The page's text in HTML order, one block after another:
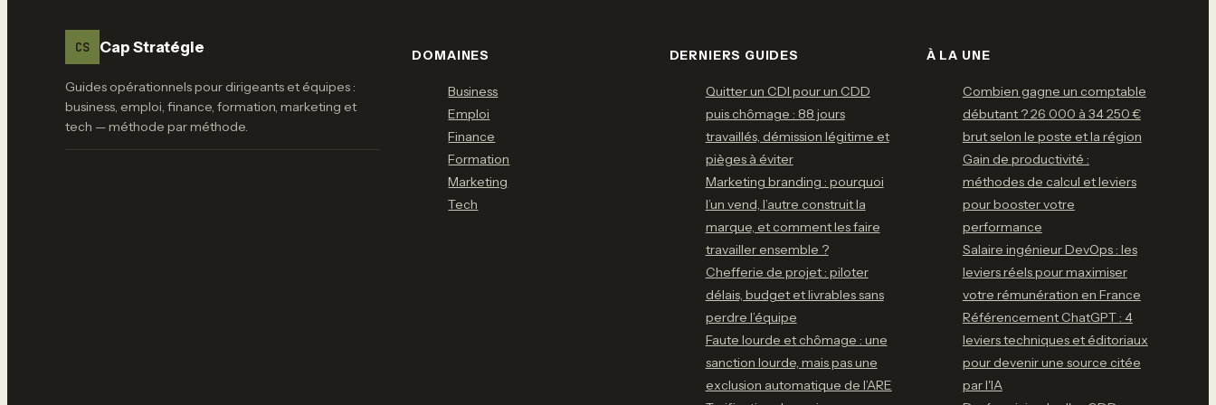
CS Cap Stratégie
Guides opérationnels pour dirigeants et équipes :
business, emploi, finance, formation, marketing et
tech — méthode par méthode.
DOMAINES
Business
Emploi
Finance
Formation
Marketing
Tech
DERNIERS GUIDES
Quitter un CDI pour un CDD
puis chômage : 88 jours
travaillés, démission légitime et
pièges à éviter
Marketing branding : pourquoi
l’un vend, l’autre construit la
marque, et comment les faire
travailler ensemble ?
Chefferie de projet : piloter
délais, budget et livrables sans
perdre l’équipe
Faute lourde et chômage : une
sanction lourde, mais pas une
exclusion automatique de l’ARE
À LA UNE
Combien gagne un comptable
débutant ? 26 000 à 34 250 €
brut selon le poste et la région
Gain de productivité :
méthodes de calcul et leviers
pour booster votre
performance
Salaire ingénieur DevOps : les
leviers réels pour maximiser
votre rémunération en France
Référencement ChatGPT : 4
leviers techniques et éditoriaux
pour devenir une source citée
par l'IA